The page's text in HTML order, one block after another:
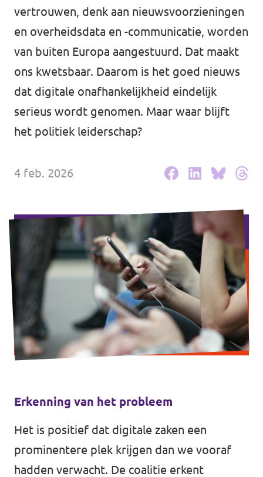
Word lid
Word actief
Doneer
Werken bij Volt
Sprekersaanvraag
Volt There - Buitenlandstichting Volt
Charge - Wetenschappelijk Platform Volt
vertrouwen, denk aan nieuwsvoorzieningen
en overheidsdata en -communicatie, worden
van buiten Europa aangestuurd. Dat maakt
ons kwetsbaar. Daarom is het goed nieuws
dat digitale onafhankelijkheid eindelijk
serieus wordt genomen. Maar waar blijft
het politiek leiderschap?
4 feb. 2026
Erkenning van het probleem
Het is positief dat digitale zaken een
prominentere plek krijgen dan we vooraf
hadden verwacht. De coalitie erkent